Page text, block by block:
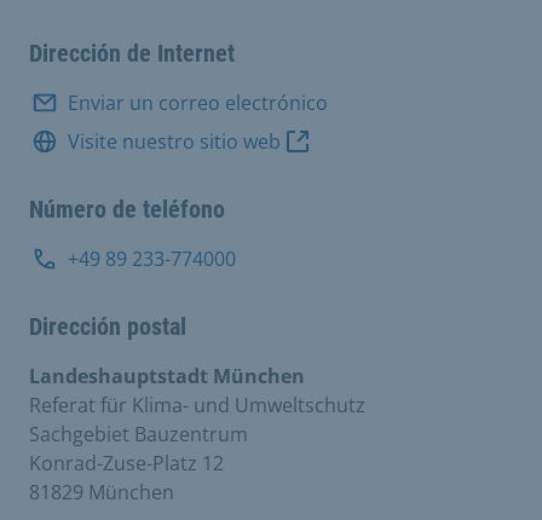
Dirección de Internet
Enviar un correo electrónico
Visite nuestro sitio web
Número de teléfono
+49 89 233-774000
Dirección postal
Landeshauptstadt München
Referat für Klima- und Umweltschutz
Sachgebiet Bauzentrum
Konrad-Zuse-Platz 12
81829 München